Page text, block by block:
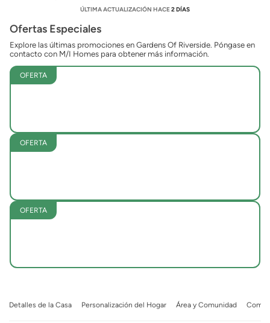
ÚLTIMA ACTUALIZACIÓN HACE2 DÍAS
Ofertas Especiales
Explore las últimas promociones en Gardens Of Riverside. Póngase en
contacto con M/I Homes para obtener más información.
OFERTA
OFERTA
OFERTA
Detalles de la Casa Personalización del Hogar Área y Comunidad